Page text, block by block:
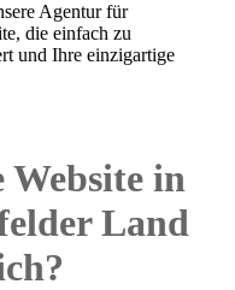
Agentur für
die einfach zu
und Ihre einzigartige
Website in
Land